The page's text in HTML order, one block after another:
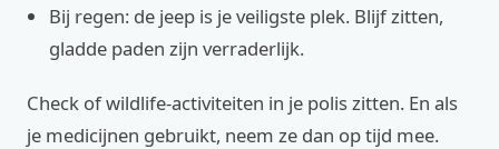
Bij regen: de jeep is je veiligste plek. Blijf zitten,
gladde paden zijn verraderlijk.
Check of wildlife-activiteiten in je polis zitten. En als
je medicijnen gebruikt, neem ze dan op tijd mee.